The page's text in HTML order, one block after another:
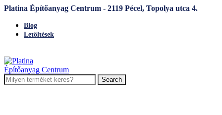
Platina Építőanyag Centrum - 2119 Pécel, Topolya utca 4.
Blog
Letöltések
Search